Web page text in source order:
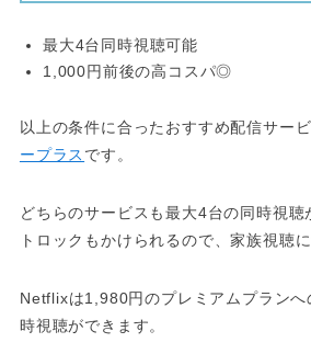
最大4台同時視聴可能
1,000円前後の高コスパ◎
以上の条件に合ったおすすめ配信サー
ープラス です。
どちらのサービスも最大4台の同時視聴
トロックもかけられるので、家族視聴
Netflixは1,980円のプレミアムプランへ
時視聴ができます。